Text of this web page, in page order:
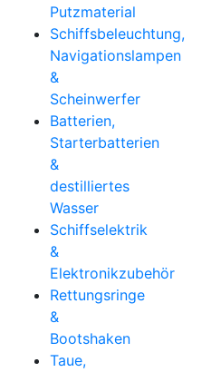
Putzmaterial
Schiffsbeleuchtung,
Navigationslampen
&
Scheinwerfer
Batterien,
Starterbatterien
&
destilliertes
Wasser
Schiffselektrik
&
Elektronikzubehör
Rettungsringe
&
Bootshaken
Taue,